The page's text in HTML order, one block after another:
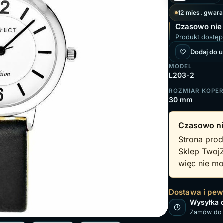
12 mies.
Czasowo
Produkt
Dodaj do
MODEL
L203-2
ROZMIAR
30 mm
Czasowo
Strona
Sklep
więc nie
Dostawa i
Wysyłka
Zamów